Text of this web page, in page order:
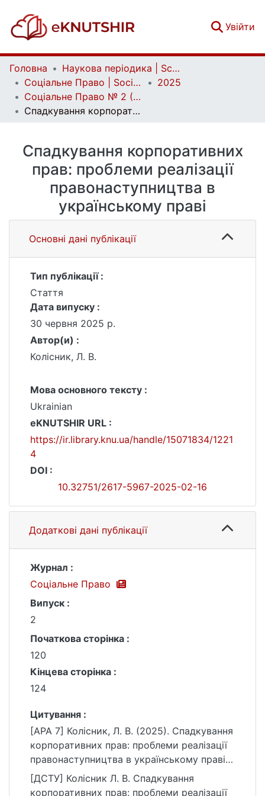
Увійти
Головна
Наукова періодика | Scientific periodicals
Соціальне Право | Social Law
2025
Соціальне Право № 2 (2025)
Спадкування корпоративних прав: проблеми реалізації правонаступництва в українському праві
Спадкування корпоративних
прав: проблеми реалізації
правонаступництва в
українському праві
Основні дані публікації
Тип публікації :
Стаття
Дата випуску :
30 червня 2025 р.
Автор(и) :
Колісник, Л. В.
Мова основного тексту :
Ukrainian
eKNUTSHIR URL :
https://ir.library.knu.ua/handle/15071834/1221
4
DOI :
10.32751/2617-5967-2025-02-16
Додаткові дані публікації
Журнал :
Соціальне Право
Випуск :
2
Початкова сторінка :
120
Кінцева сторінка :
124
Цитування :
[APA 7] Колісник, Л. В. (2025). Спадкування
корпоративних прав: проблеми реалізації
правонаступництва в українському праві.
Соціальне Право, (2), 120–124.
https://doi.org/10.32751/2617-5967-2025-
[ДСТУ] Колісник Л. В. Спадкування
корпоративних прав: проблеми реалізації